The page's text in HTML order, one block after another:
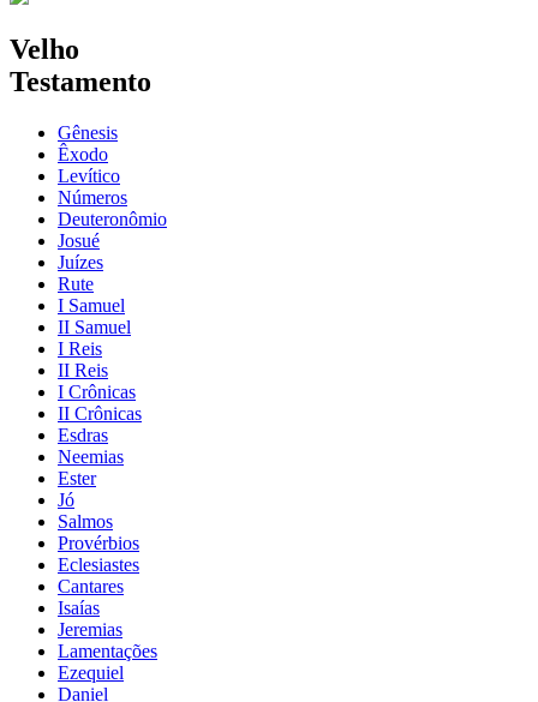
Velho
Testamento
Gênesis
Êxodo
Levítico
Números
Deuteronômio
Josué
Juízes
Rute
I Samuel
II Samuel
I Reis
II Reis
I Crônicas
II Crônicas
Esdras
Neemias
Ester
Jó
Salmos
Provérbios
Eclesiastes
Cantares
Isaías
Jeremias
Lamentações
Ezequiel
Daniel